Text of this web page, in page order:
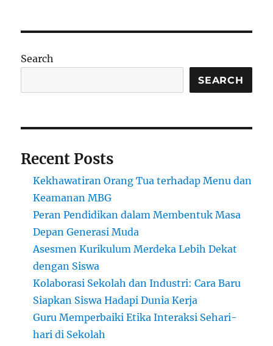
Kewarganegaraan
Turnamen
Search
SEARCH
Recent Posts
Kekhawatiran Orang Tua terhadap Menu dan
Keamanan MBG
Peran Pendidikan dalam Membentuk Masa
Depan Generasi Muda
Asesmen Kurikulum Merdeka Lebih Dekat
dengan Siswa
Kolaborasi Sekolah dan Industri: Cara Baru
Siapkan Siswa Hadapi Dunia Kerja
Guru Memperbaiki Etika Interaksi Sehari-
hari di Sekolah